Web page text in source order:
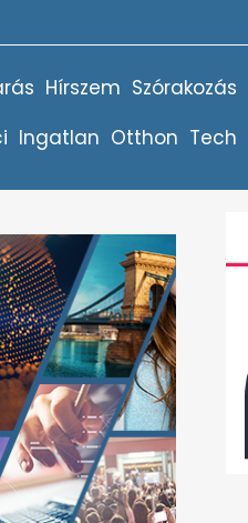
Hírszem Szórakozás
Ingatlan Otthon Tech